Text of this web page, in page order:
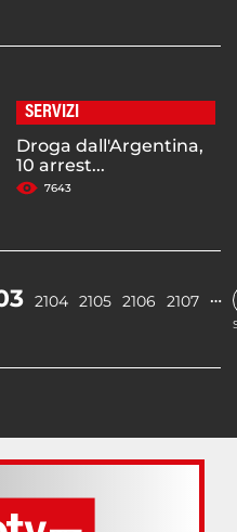
SERVIZI
Droga dall'Argentina,
10 arrest...
7643
2104 2105 2106 2107 …